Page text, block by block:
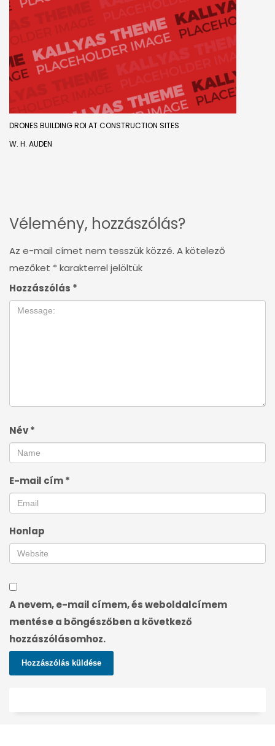
DRONES BUILDING ROI AT CONSTRUCTION SITES
W. H. AUDEN
Vélemény, hozzászólás?
Az e-mail címet nem tesszük közzé. A kötelező
mezőket * karakterrel jelöltük
Hozzászólás *
Név*
E-mail cím*
Honlap
A nevem, e-mail címem, és weboldalcímem
mentése a böngészőben a következő
hozzászólásomhoz.